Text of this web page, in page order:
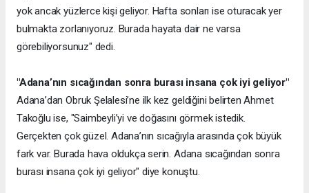
yok ancak yüzlerce kişi geliyor. Hafta sonları ise oturacak yer
bulmakta zorlanıyoruz. Burada hayata dair ne varsa
görebiliyorsunuz" dedi.
"Adana’nın sıcağından sonra burası insana çok iyi geliyor"
Adana’dan Obruk Şelalesi’ne ilk kez geldiğini belirten Ahmet
Takoğlu ise, "Saimbeyli’yi ve doğasını görmek istedik.
Gerçekten çok güzel. Adana’nın sıcağıyla arasında çok büyük
fark var. Burada hava oldukça serin. Adana sıcağından sonra
burası insana çok iyi geliyor" diye konuştu.